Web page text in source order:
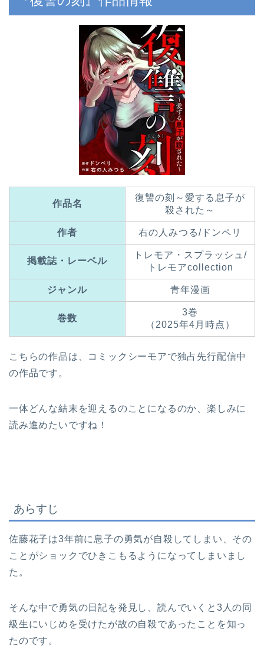
作品名
復讐の刻～愛する息子が
殺された～
作者 右の人みつる/ドンペリ
掲載誌・レーベル
トレモア・スプラッシュ/
トレモアcollection
ジャンル 青年漫画
巻数
3巻
（2025年4月時点）
こちらの作品は、コミックシーモアで独占先行配信中
の作品です。
一体どんな結末を迎えるのことになるのか、楽しみに
読み進めたいですね！
あらすじ
佐藤花子は3年前に息子の勇気が自殺してしまい、その
ことがショックでひきこもるようになってしまいまし
た。
そんな中で勇気の日記を発見し、読んでいくと3人の同
級生にいじめを受けたが故の自殺であったことを知っ
たのです。